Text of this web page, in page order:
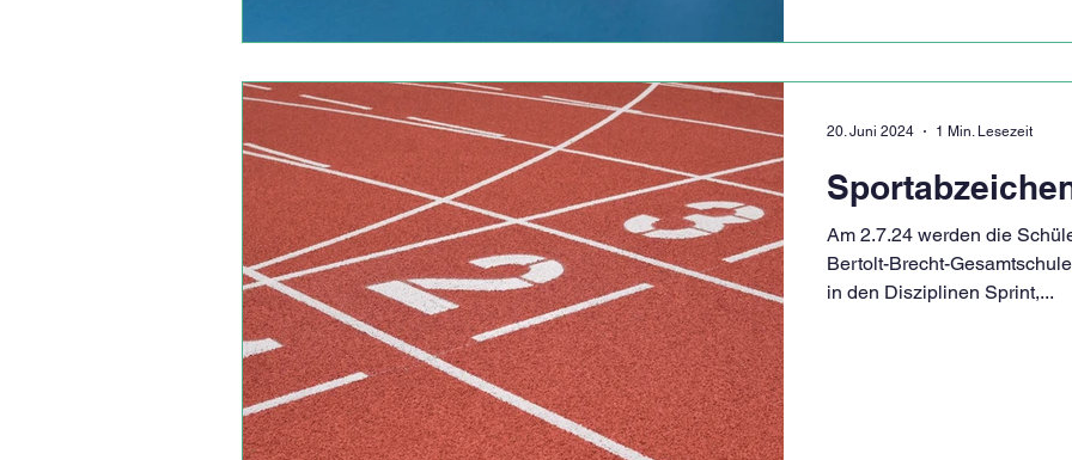
Am 2.7.24 werden die
Bertolt-Brecht-
in den Disziplinen Sprint,...
20. Juni 2024 1 Min. Lesezeit